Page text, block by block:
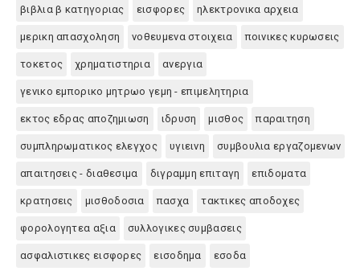
βιβλια β κατηγοριας εισφορες ηλεκτρονικα αρχεια
μερικη απασχοληση νοθευμενα στοιχεια ποινικες κυρωσεις
τοκετος χρηματιστηρια ανεργια
γενικο εμπορικο μητρωο γεμη - επιμελητηρια
εκτος εδρας αποζημιωση ιδρυση μισθος παραιτηση
συμπληρωματικος ελεγχος υγιεινη συμβουλια εργαζομενων
απαιτησεις - διαθεσιμα διγραμμη επιταγη επιδοματα
κρατησεις μισθοδοσια πασχα τακτικες αποδοχες
φορολογητεα αξια συλλογικες συμβασεις
ασφαλιστικες εισφορες εισοδημα εσοδα